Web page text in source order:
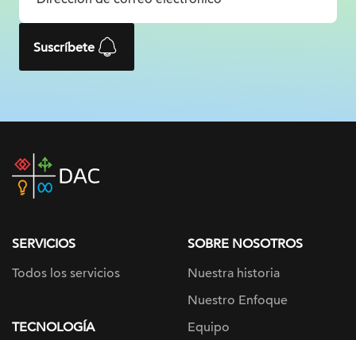
Suscríbete
DAC
home
SERVICIOS
Todos los servicios
TECNOLOGÍA
SOBRE NOSOTROS
Nuestra historia
Nuestro Enfoque
Equipo